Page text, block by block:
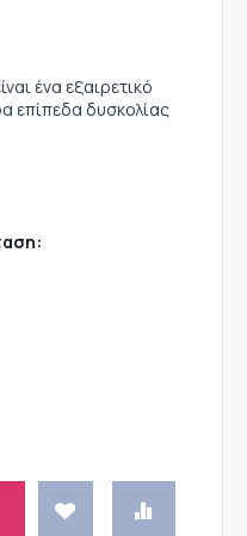
ένα εξαιρετικό
επίπεδα δυσκολίας